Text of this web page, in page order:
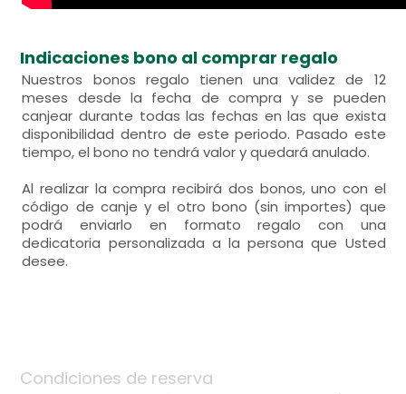
Indicaciones bono al comprar regalo
Nuestros bonos regalo tienen una validez de 12
meses desde la fecha de compra y se pueden
canjear durante todas las fechas en las que exista
disponibilidad dentro de este periodo. Pasado este
tiempo, el bono no tendrá valor y quedará anulado.
Al realizar la compra recibirá dos bonos, uno con el
código de canje y el otro bono (sin importes) que
podrá enviarlo en formato regalo con una
dedicatoria personalizada a la persona que Usted
desee.
Condiciones de reserva